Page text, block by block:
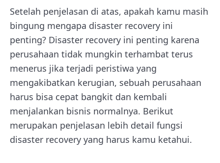
Setelah penjelasan di atas, apakah kamu masih
bingung mengapa disaster recovery ini
penting? Disaster recovery ini penting karena
perusahaan tidak mungkin terhambat terus
menerus jika terjadi peristiwa yang
mengakibatkan kerugian, sebuah perusahaan
harus bisa cepat bangkit dan kembali
menjalankan bisnis normalnya. Berikut
merupakan penjelasan lebih detail fungsi
disaster recovery yang harus kamu ketahui.